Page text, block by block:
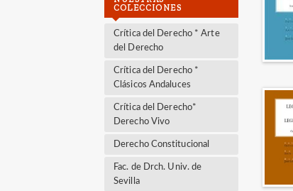
COLECCIONES
Crítica del Derecho * Arte
del Derecho
Crítica del Derecho *
Clásicos Andaluces
Crítica del Derecho*
Derecho Vivo
Derecho Constitucional
Fac. de Drch. Univ. de
Sevilla